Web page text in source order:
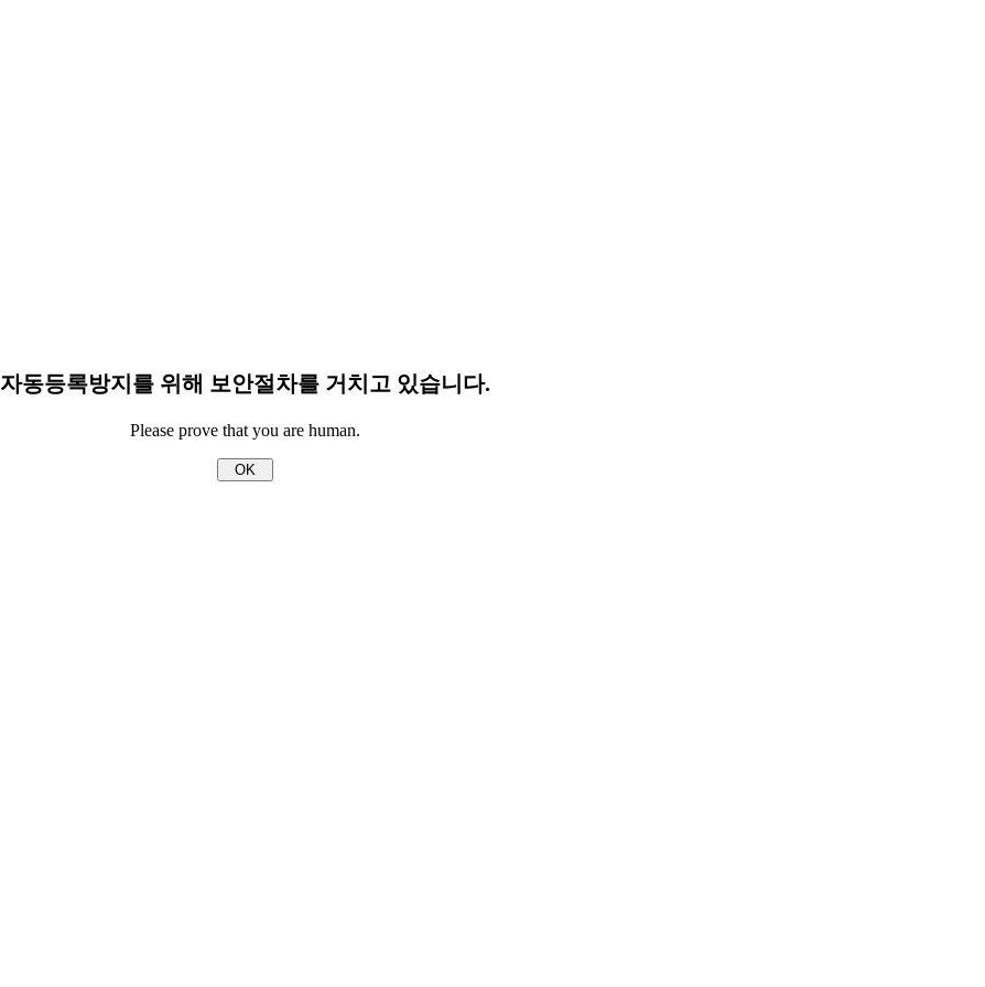
자동등록방지를 위해 보안절차를 거치고 있습니다.
Please prove that you are human.